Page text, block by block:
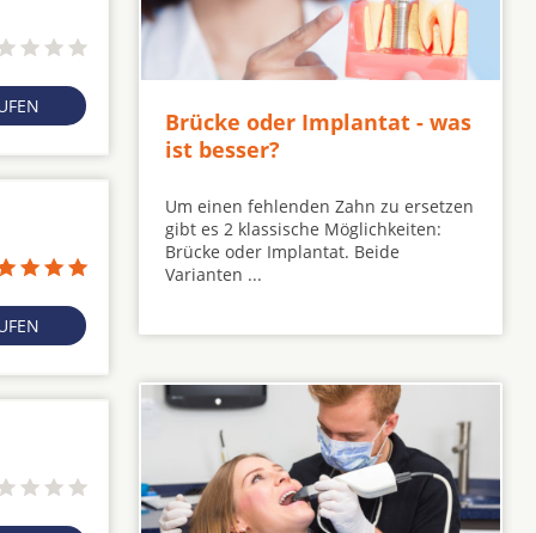
Brücke oder Implantat - was
ist besser?
Um einen fehlenden Zahn zu ersetzen
gibt es 2 klassische Möglichkeiten:
Brücke oder Implantat. Beide
Varianten ...